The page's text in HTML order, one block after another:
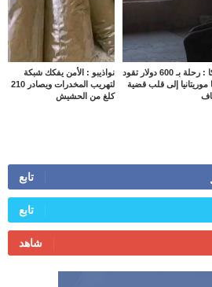
امريكا : رحلة بـ 600 دولار تقود
موريتانيا إلى قلب قضية
نواذيبو : الأمن يفكك شبكة
لتهريب المخدرات ويصادر 210
كلغ من الحشيش
تابع
تابع
شاهد